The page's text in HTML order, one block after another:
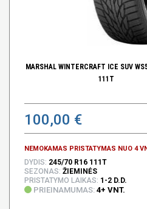
MARSHAL WINTERCRAFT ICE SUV
111T
100,00 €
NEMOKAMAS PRISTATYMAS NUO 4
DYDIS: 245/70 R16 111T
SEZONAS: ŽIEMINĖS
PRISTATYMO LAIKAS: 1-2 D.D.
PRIEINAMUMAS: 4+ VNT.